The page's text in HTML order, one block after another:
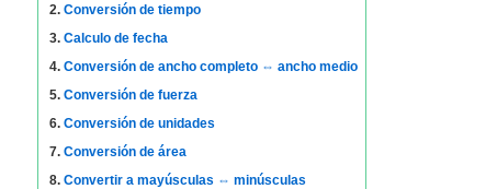
2. Conversión de tiempo
3. Calculo de fecha
4. Conversión de ancho completo ⇔ ancho medio
5. Conversión de fuerza
6. Conversión de unidades
7. Conversión de área
8. Convertir a mayúsculas ⇔ minúsculas